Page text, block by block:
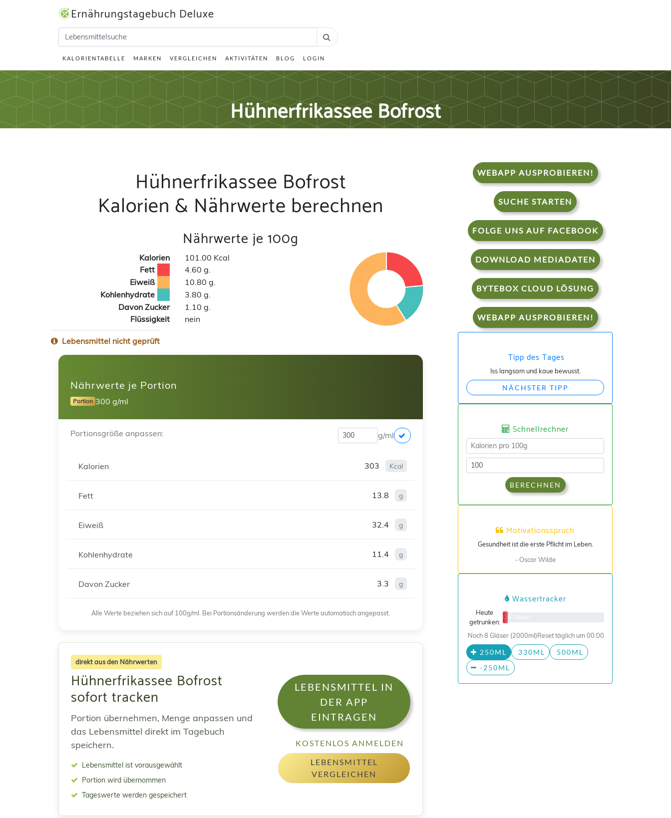
Ernährungstagebuch Deluxe
KALORIENTABELLE MARKEN VERGLEICHEN AKTIVITÄTEN BLOG LOGIN
Hühnerfrikassee Bofrost
Hühnerfrikassee Bofrost
Kalorien & Nährwerte berechnen
Nährwerte je 100g
Kalorien
101.00 Kcal
Fett
4.60 g.
Eiweiß
10.80 g.
Kohlenhydrate
3.80 g.
Davon Zucker
1.10 g.
Flüssigkeit
nein
Lebensmittel nicht geprüft
Nährwerte je Portion
Portion 300 g/ml
Portionsgröße anpassen: g/ml
Kalorien 303 Kcal
Fett 13.8 g
Eiweiß 32.4 g
Kohlenhydrate 11.4 g
Davon Zucker 3.3 g
Alle Werte beziehen sich auf 100g/ml. Bei Portionsänderung werden die Werte automatisch angepasst.
direkt aus den Nährwerten
Hühnerfrikassee Bofrost
sofort tracken
Portion übernehmen, Menge anpassen und
das Lebensmittel direkt im Tagebuch
speichern.
Lebensmittel ist vorausgewählt
Portion wird übernommen
Tageswerte werden gespeichert
LEBENSMITTEL IN
DER APP
EINTRAGEN
KOSTENLOS ANMELDEN
LEBENSMITTEL
VERGLEICHEN
WEBAPP AUSPROBIEREN!
SUCHE STARTEN
FOLGE UNS AUF FACEBOOK
DOWNLOAD MEDIADATEN
BYTEBOX CLOUD LÖSUNG
WEBAPP AUSPROBIEREN!
Tipp des Tages
Iss langsam und kaue bewusst.
NÄCHSTER TIPP
Schnellrechner
BERECHNEN
Motivationsspruch
Gesundheit ist die erste Pflicht im Leben.
- Oscar Wilde
Wassertracker
Heute
getrunken:
0/8 Gläser
Noch 8 Gläser (2000ml)Reset täglich um 00:00
250ML 330ML
500ML
-250ML